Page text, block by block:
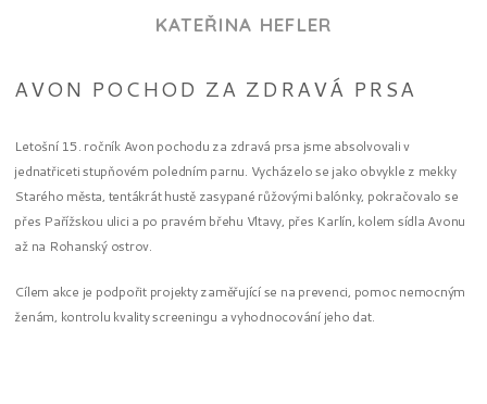
KATEŘINA HEFLER
AVON POCHOD ZA ZDRAVÁ PRSA
Letošní 15. ročník Avon pochodu za zdravá prsa jsme absolvovali v
jednatřiceti stupňovém poledním parnu. Vycházelo se jako obvykle z mekky
Starého města, tentákrát hustě zasypané růžovými balónky, pokračovalo se
přes Pařížskou ulici a po pravém břehu Vltavy, přes Karlín, kolem sídla Avonu
až na Rohanský ostrov.
Cílem akce je podpořit projekty zaměřující se na prevenci, pomoc nemocným
ženám, kontrolu kvality screeningu a vyhodnocování jeho dat.